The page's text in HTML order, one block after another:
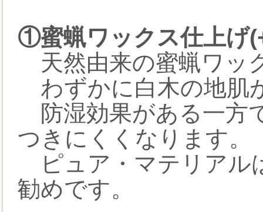
①蜜蝋ワックス仕上げ
天然由来の蜜蝋ワッ
わずかに白木の地肌
防湿効果がある一方
つきにくくなります。
ピュア・マテリアル
勧めです。